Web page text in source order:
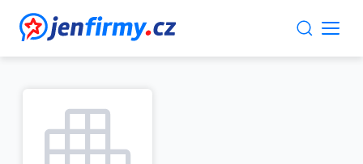
JenFirmy.cz